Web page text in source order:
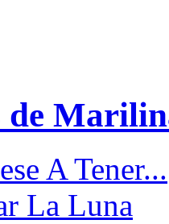
de
A Tener...
La Luna